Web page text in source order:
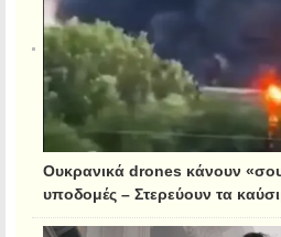
Ουκρανικά drones κάνουν
υποδομές – Στερεύουν τα